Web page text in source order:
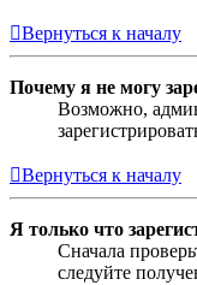
Вернуться к началу
Почему я не могу
Возможно,
Вернуться к началу
Я только что
Сначала
следуйте